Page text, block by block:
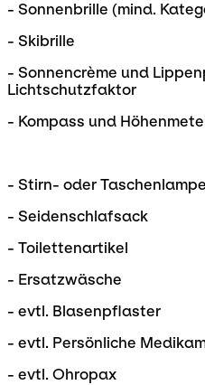
- Sonnenbrille (mind.
- Skibrille
- Sonnencrème und
Lichtschutzfaktor
- Kompass und
- Stirn- oder Taschenlampe
- Seidenschlafsack
- Toilettenartikel
- Ersatzwäsche
- evtl. Blasenpflaster
- evtl. Persönliche
- evtl. Ohropax